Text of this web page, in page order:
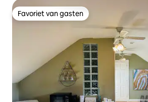
Favoriet van gasten
Favoriet van gasten